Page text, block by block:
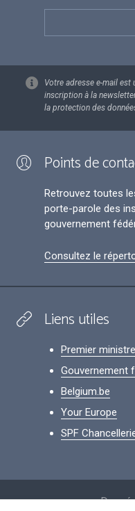
Votre adresse e-mail
inscription à la
la protection des
Points de
Retrouvez toutes
porte-parole des
gouvernement
Consultez le
Liens utiles
Premier ministre
Gouvernement
Belgium.be
Your Europe
SPF